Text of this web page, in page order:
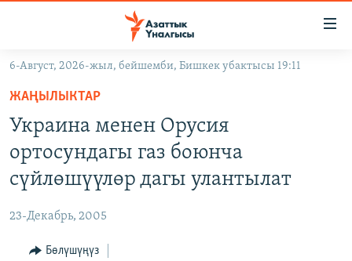
Навигацияга
өтүңүз
Издөөгө
салыңызКЫРГЫЗСТАН
САЯСАТ
МАДАНИЯТ
ДҮЙНӨ
ДҮЙНӨ
УКРАИНА
ТВ ПРОГРАММАЛАР
БҮГҮН АЗАТТЫКТА
ПОДКАСТ
6-Август, 2026-жыл, бейшемби, Бишкек убактысы 19:11
ЖАҢЫЛЫКТАР
Украина менен Орусия
ортосундагы газ боюнча
сүйлөшүүлөр дагы улантылат
23-Декабрь, 2005
Бөлүшүңүз